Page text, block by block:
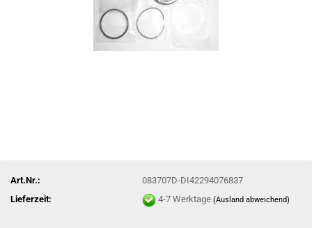
Art.Nr.:
083707D-DI42294076837
Lieferzeit:
4-7 Werktage(Ausland abweichend)